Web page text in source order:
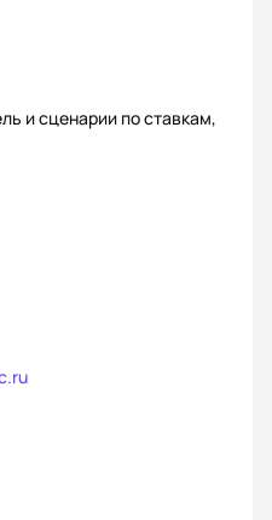
и сценарии по ставкам,